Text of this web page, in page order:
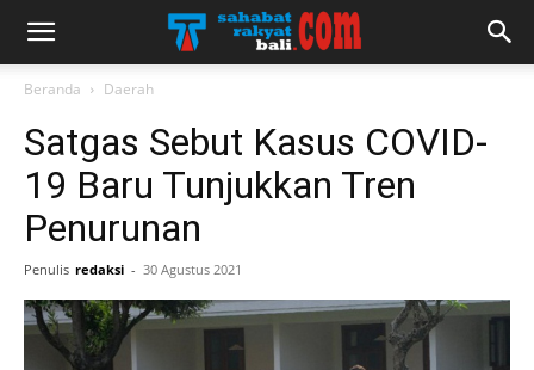
Beranda Daerah
Satgas Sebut Kasus COVID-
19 Baru Tunjukkan Tren
Penurunan
Penulis redaksi - 30 Agustus 2021